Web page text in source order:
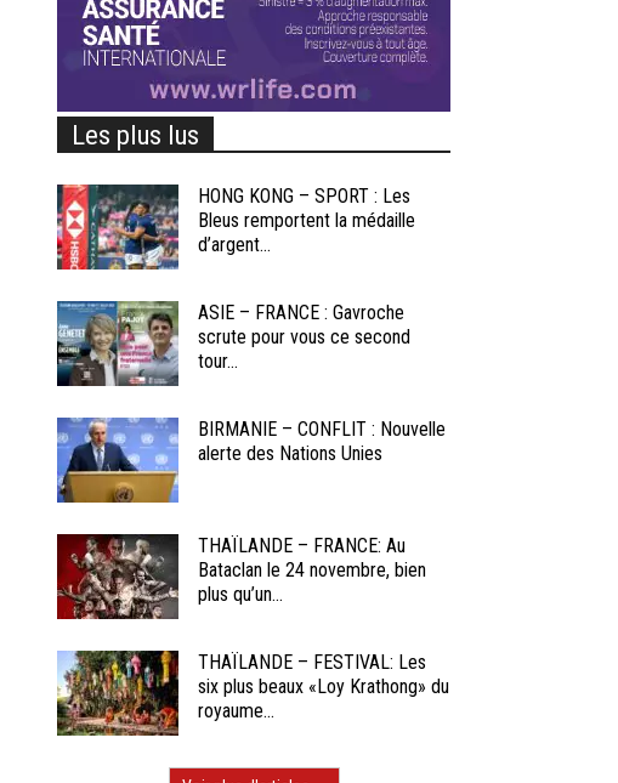
Les plus lus
HONG KONG – SPORT : Les
Bleus remportent la médaille
d’argent...
ASIE – FRANCE : Gavroche
scrute pour vous ce second
tour...
BIRMANIE – CONFLIT : Nouvelle
alerte des Nations Unies
THAÏLANDE – FRANCE: Au
Bataclan le 24 novembre, bien
plus qu’un...
THAÏLANDE – FESTIVAL: Les
six plus beaux «Loy Krathong» du
royaume...